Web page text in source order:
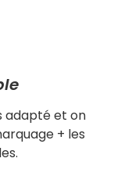
adapté et on
+ les